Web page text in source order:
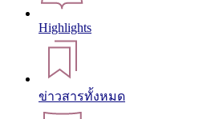
Highlights
ข่าวสารทั้งหมด